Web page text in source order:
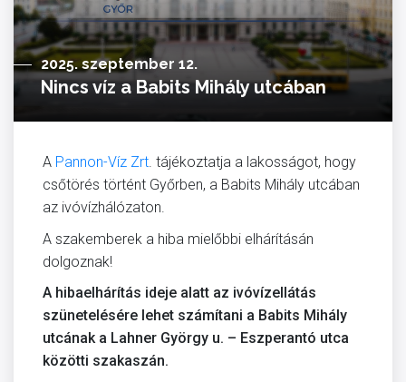
2025. szeptember 12.
Nincs víz a Babits Mihály utcában
A Pannon-Víz Zrt. tájékoztatja a lakosságot, hogy
csőtörés történt Győrben, a Babits Mihály utcában
az ivóvízhálózaton.
A szakemberek a hiba mielőbbi elhárításán
dolgoznak!
A hibaelhárítás ideje alatt az ivóvízellátás
szünetelésére lehet számítani a Babits Mihály
utcának a Lahner György u. – Eszperantó utca
közötti szakaszán.